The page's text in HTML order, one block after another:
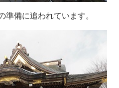
準備に追われています。